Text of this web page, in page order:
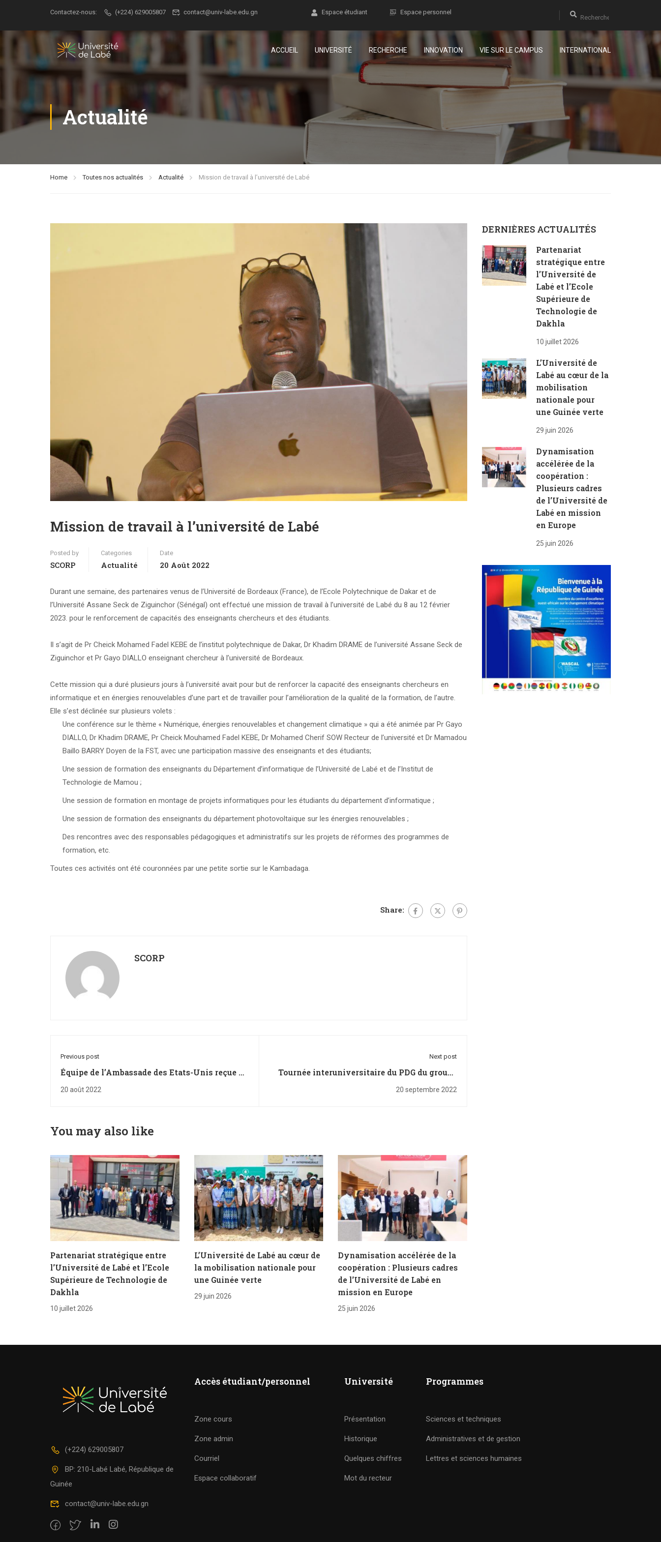
Contactez-nous: (+224) 629005807 contact@univ-labe.edu.gn Espace étudiant Espace personnel
ACCUEIL UNIVERSITÉ RECHERCHE INNOVATION VIE SUR LE CAMPUS INTERNATIONAL
Actualité
Home Toutes nos actualités Actualité Mission de travail à l’université de Labé
Mission de travail à l’université de Labé
Posted by
SCORP
Categories
Actualité
Date
20 Août 2022
Durant une semaine, des partenaires venus de l’Université de Bordeaux (France), de l’Ecole Polytechnique de Dakar et de
l’Université Assane Seck de Ziguinchor (Sénégal) ont effectué une mission de travail à l’université de Labé du 8 au 12 février
2023. pour le renforcement de capacités des enseignants chercheurs et des étudiants.
Il s’agit de Pr Cheick Mohamed Fadel KEBE de l’institut polytechnique de Dakar, Dr Khadim DRAME de l’université Assane Seck de
Ziguinchor et Pr Gayo DIALLO enseignant chercheur à l’université de Bordeaux.
Cette mission qui a duré plusieurs jours à l’université avait pour but de renforcer la capacité des enseignants chercheurs en
informatique et en énergies renouvelables d’une part et de travailler pour l’amélioration de la qualité de la formation, de l’autre.
Elle s’est déclinée sur plusieurs volets :
Une conférence sur le thème « Numérique, énergies renouvelables et changement climatique » qui a été animée par Pr Gayo
DIALLO, Dr Khadim DRAME, Pr Cheick Mouhamed Fadel KEBE, Dr Mohamed Cherif SOW Recteur de l’université et Dr Mamadou
Baillo BARRY Doyen de la FST, avec une participation massive des enseignants et des étudiants;
Une session de formation des enseignants du Département d’informatique de l’Université de Labé et de l’Institut de
Technologie de Mamou ;
Une session de formation en montage de projets informatiques pour les étudiants du département d’informatique ;
Une session de formation des enseignants du département photovoltaïque sur les énergies renouvelables ;
Des rencontres avec des responsables pédagogiques et administratifs sur les projets de réformes des programmes de
formation, etc.
Toutes ces activités ont été couronnées par une petite sortie sur le Kambadaga.
Share:
SCORP
Previous post
Équipe de l’Ambassade des Etats-Unis reçue à
l’université
20 août 2022
Next post
Tournée interuniversitaire du PDG du groupe
Hadafo-Media
20 septembre 2022
You may also like
Partenariat stratégique entre
l’Université de Labé et l’Ecole
Supérieure de Technologie de
Dakhla
10 juillet 2026
L’Université de Labé au cœur de
la mobilisation nationale pour
une Guinée verte
29 juin 2026
Dynamisation accélérée de la
coopération : Plusieurs cadres
de l’Université de Labé en
mission en Europe
25 juin 2026
DERNIÈRES ACTUALITÉS
Partenariat
stratégique entre
l’Université de
Labé et l’Ecole
Supérieure de
Technologie de
Dakhla
10 juillet 2026
L’Université de
Labé au cœur de la
mobilisation
nationale pour
une Guinée verte
29 juin 2026
Dynamisation
accélérée de la
coopération :
Plusieurs cadres
de l’Université de
Labé en mission
en Europe
25 juin 2026
(+224) 629005807
BP: 210-Labé Labé, République de
Guinée
contact@univ-labe.edu.gn
Accès étudiant/personnel
Zone cours
Zone admin
Courriel
Espace collaboratif
Université
Présentation
Historique
Quelques chiffres
Mot du recteur
Programmes
Sciences et techniques
Administratives et de gestion
Lettres et sciences humaines